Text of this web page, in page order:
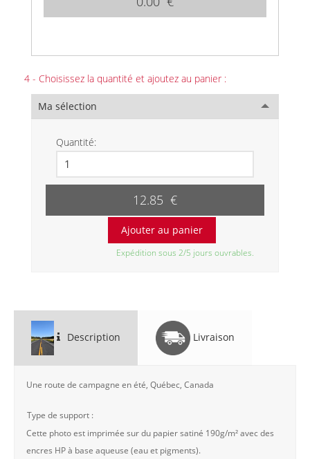
4 - Choisissez la quantité et ajoutez au panier :
Ma sélection
Quantité:
12.85 €
Expédition sous 2/5 jours ouvrables.
Description Livraison
Une route de campagne en été, Québec, Canada
Type de support :
Cette photo est imprimée sur du papier satiné 190g/m² avec des
encres HP à base aqueuse (eau et pigments).